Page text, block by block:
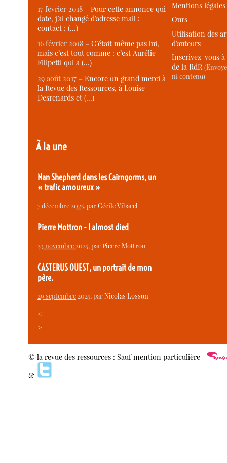
17 février 2018 –Pour cette annonce qui
date, j’ai changé d’adresse mail :
contact : (…)
16 février 2018 –C’était même pas lui,
mais c’est tout comme : c’est Aurélie
Filipetti qui a (…)
29 août 2017 –Encore un grand merci à
la Revue des Ressources, à Louise
Desrenards et (…)
À la une
Nan Shepherd dans les Cairngorms, un
« trafic amoureux »
7 décembre 2025, parCécile Vibarel
Pierre Mottron - I almost died
23 novembre 2025, parPierre Mottron
CASTERUS OUEST, un portrait de mon
père.
29 septembre 2025, parNicolas Losson
<
>
Mentions légales
Ours
Utilisation des
d’auteurs
Inscrivez-vous
de la RdR
ni contenu)
© la revue des ressources : Sauf mention particulière |
&